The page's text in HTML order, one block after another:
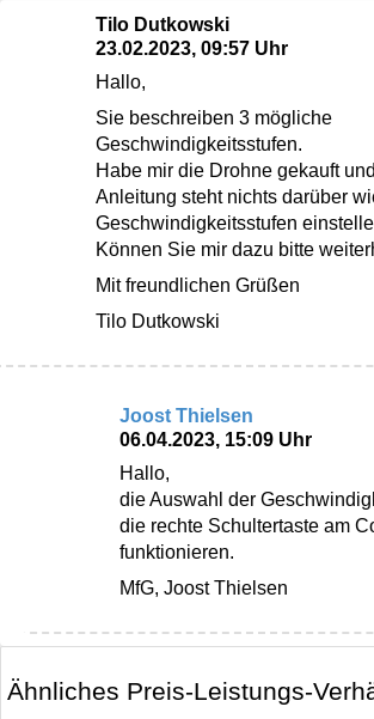
Tilo Dutkowski
23.02.2023, 09:57 Uhr
Hallo,
Sie beschreiben 3 mögliche
Geschwindigkeitsstufen.
Habe mir die Drohne gekauft
Anleitung steht nichts darüber
Geschwindigkeitsstufen
Können Sie mir dazu bitte
Mit freundlichen Grüßen
Tilo Dutkowski
Joost Thielsen
06.04.2023, 15:09 Uhr
Hallo,
die Auswahl der
die rechte Schultertaste am
funktionieren.
MfG, Joost Thielsen
Ähnliches Preis-Leistungs-